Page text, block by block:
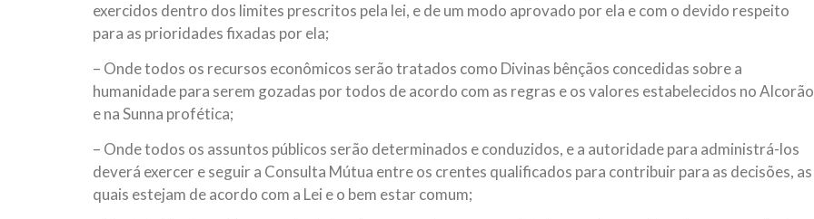
exercidos dentro dos limites prescritos pela lei, e de um modo aprovado por ela e com o devido respeito
para as prioridades fixadas por ela;
– Onde todos os recursos econômicos serão tratados como Divinas bênçãos concedidas sobre a
humanidade para serem gozadas por todos de acordo com as regras e os valores estabelecidos no Alcorão
e na Sunna profética;
– Onde todos os assuntos públicos serão determinados e conduzidos, e a autoridade para administrá-los
deverá exercer e seguir a Consulta Mútua entre os crentes qualificados para contribuir para as decisões, as
quais estejam de acordo com a Lei e o bem estar comum;